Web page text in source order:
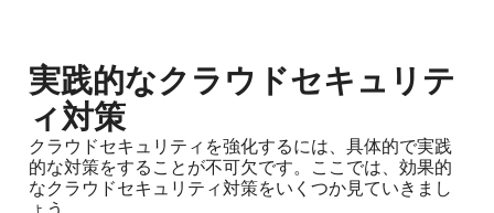
実践的なクラウドセキュリテ
ィ対策
クラウドセキュリティを強化するには、具体的で実践
的な対策をすることが不可欠です。ここでは、効果的
なクラウドセキュリティ対策をいくつか見ていきまし
ょう。